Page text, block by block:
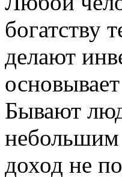
богатству
делают
Бывают
небольшим
доход не